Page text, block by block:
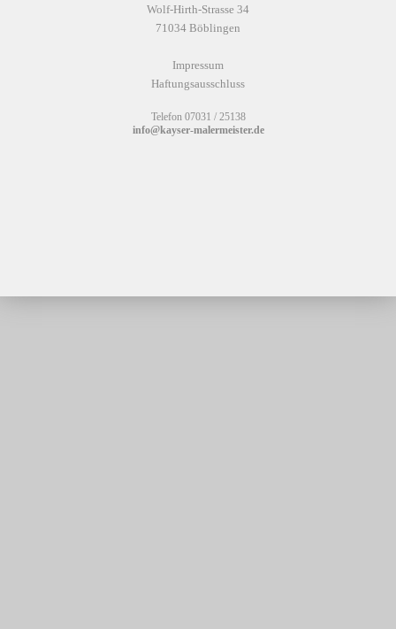
Wolf-Hirth-Strasse 34
71034 Böblingen
Impressum
Haftungsausschluss
Telefon 07031 / 25138
info@kayser-malermeister.de